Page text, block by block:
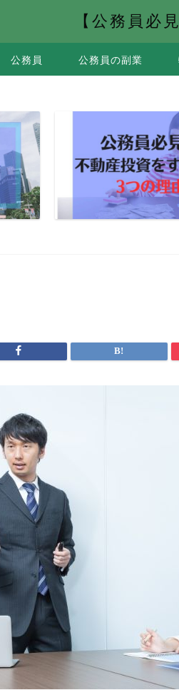
【公務員必
公務員 公務員の副業